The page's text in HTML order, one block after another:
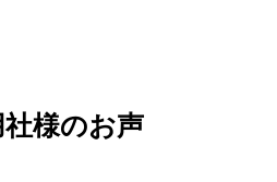
様のお声